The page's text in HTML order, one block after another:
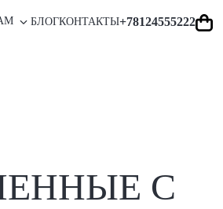
БЛОГКОНТАКТЫ+78124555222
С